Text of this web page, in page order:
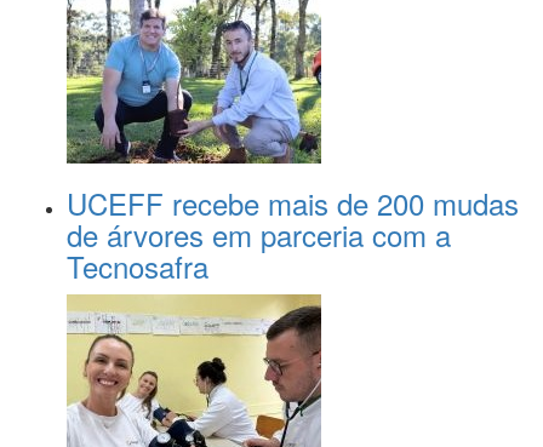
UCEFF recebe mais de 200 mudas
de árvores em parceria com a
Tecnosafra